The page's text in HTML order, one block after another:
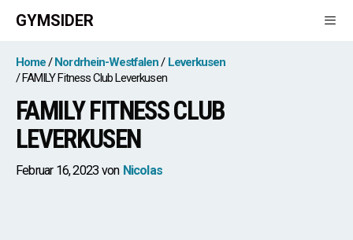
Zum
Inhalt
springen
GYMSIDER
Home Nordrhein-Westfalen
Leverkusen
FAMILY Fitness Club Leverkusen
FAMILY FITNESS CLUB
LEVERKUSEN
Februar 16, 2023 von Nicolas